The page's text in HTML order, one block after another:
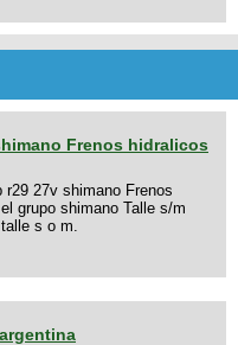
Frenos hidralicos
27v shimano Frenos
grupo shimano Talle s/m
s o m.